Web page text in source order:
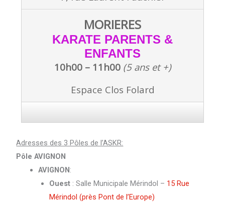
MORIERES
KARATE PARENTS &
ENFANTS
10h00 – 11h00 (5 ans et +)
Espace Clos Folard
Adresses des 3 Pôles de l’ASKR:
Pôle AVIGNON
AVIGNON:
Ouest : Salle Municipale Mérindol – 15 Rue
Mérindol (près Pont de l’Europe)